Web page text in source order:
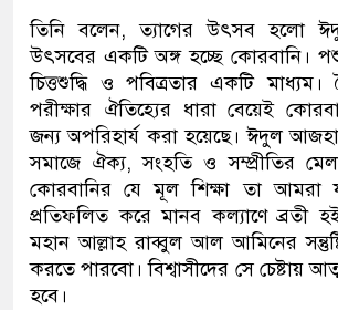
তিনি বলেন, ত্যাগের উৎসব হলো
উৎসবের একটি অঙ্গ হচ্ছে কোরবানি।
চিত্তশুদ্ধি ও পবিত্রতার একটি মাধ্যম।
পরীক্ষার ঐতিহ্যের ধারা বেয়েই
জন্য অপরিহার্য করা হয়েছে। ঈদুল
সমাজে ঐক্য, সংহতি ও সম্প্রীতির
কোরবানির যে মূল শিক্ষা তা আমরা
প্রতিফলিত করে মানব কল্যাণে ব্রতী
মহান আল্লাহ রাব্বুল আল আমিনের
করতে পারবো। বিশ্বাসীদের সে চেষ্টায়
হবে।